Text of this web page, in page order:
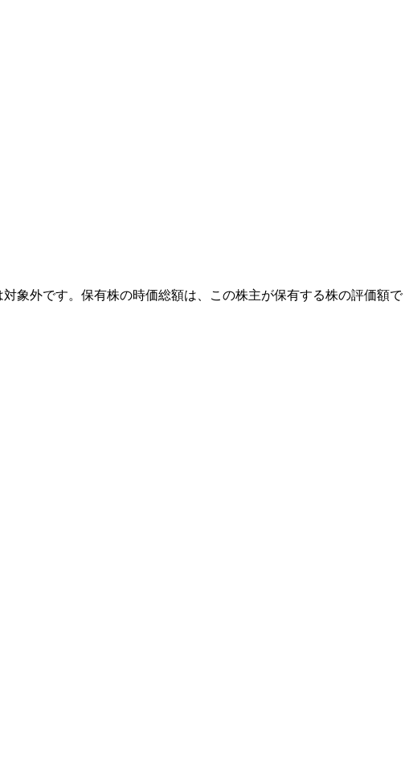
象外です。保有株の時価総額は、この株主が保有する株の評価額で